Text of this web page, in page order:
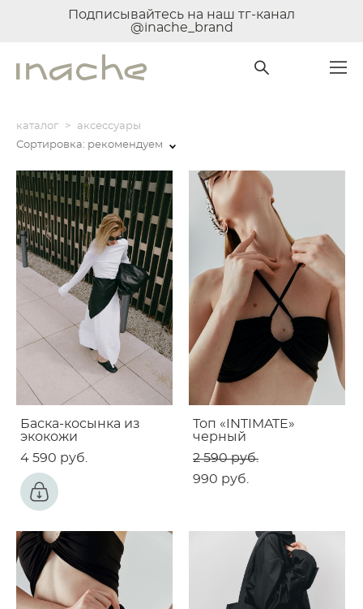
Подписывайтесь на наш тг-канал
@inache_brand
каталог >
аксессуары
Сортировка: рекомендуем
Баска-косынка из
экокожи
4 590 pуб.
Топ «INTIMATE»
черный
2 590 pуб.
990 pуб.